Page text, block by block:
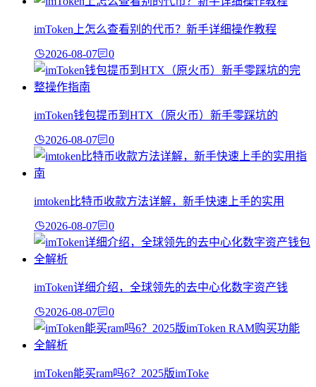
imToken上怎么查看别的代币？新手详细操作教程
2026-08-07 0
imToken钱包提币到HTX（原火币）新手零踩坑的
2026-08-07 0
imtoken比特币收款方法详解，新手快速上手的实用
2026-08-07 0
imToken详细介绍，全球领先的去中心化数字资产钱
2026-08-07 0
imToken能买ram吗6？2025版imToke